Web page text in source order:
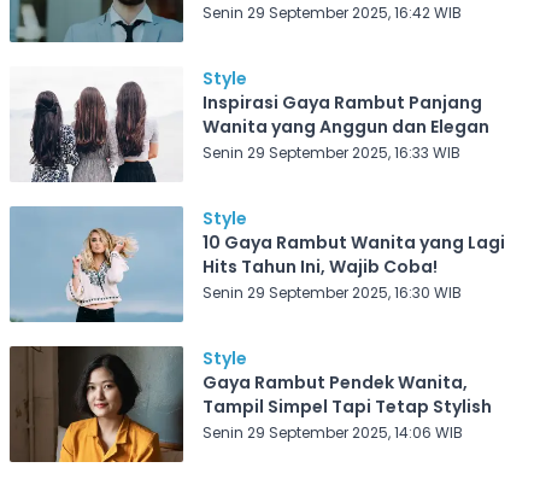
Senin 29 September 2025, 16:42 WIB
Style
Inspirasi Gaya Rambut Panjang
Wanita yang Anggun dan Elegan
Senin 29 September 2025, 16:33 WIB
Style
10 Gaya Rambut Wanita yang Lagi
Hits Tahun Ini, Wajib Coba!
Senin 29 September 2025, 16:30 WIB
Style
Gaya Rambut Pendek Wanita,
Tampil Simpel Tapi Tetap Stylish
Senin 29 September 2025, 14:06 WIB